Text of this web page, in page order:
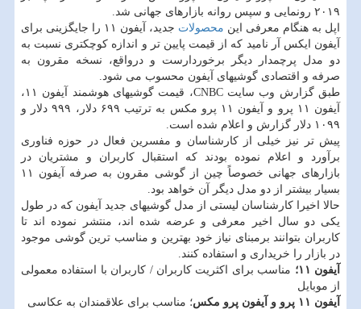
۲۰۱۹ رونمایی و سپس روانه بازارهای جهانی شد.
اپل به هنگام معرفی این محصولات
جدید، آیفون ۱۱ را جایگزینی برای
آیفون ایكس آر نامید كه از قیمت پایین تر و اندازه كوچكتری نسبت به
دو مدل پرچمدار دیگر برخوردارست و درواقع، نسخه مقرون به
صرفه و اقتصادی گوشیهای آیفون محسوب می شود.
طبق گزارش وب سایت CNBC، قیمت گوشیهای هوشمند آیفون ۱۱،
آیفون ۱۱ پرو و آیفون ۱۱ پرو مكس به ترتیب ۶۹۹ دلار، ۹۹۹ دلار و
۱۰۹۹ دلار گزارش و اعلام شده است.
پیش تر نیز خیلی از كارشناسان و مفسرین فعال در حوزه فناوری
برآورد و اعلام نموده بودند كه استقبال كاربران و مشتریان در
بازارهای جهانی خصوصاً چین از گوشی مقرون به صرفه آیفون ۱۱
بسیار بیشتر از دو مدل دیگر آن خواهد بود.
حالا اخیرا كارشناسان لیستی از مدل گوشیهای جدید آیفون كه در طول
یكی دو سال اخیر معرفی و عرضه شده اند، منتشر نموده اند تا
كاربران بتوانند برمبنای نیاز خود بهترین و مناسب ترین گوشی موجود
در بازار را خریداری و استفاده كنند.
آیفون ۱۱؛
مناسب برای اكثریت كاربران / كاربران با استفاده معمولی
از موبایل
آیفون ۱۱ پرو و آیفون پرو مكس
؛ مناسب برای علاقمندان به عكاسی